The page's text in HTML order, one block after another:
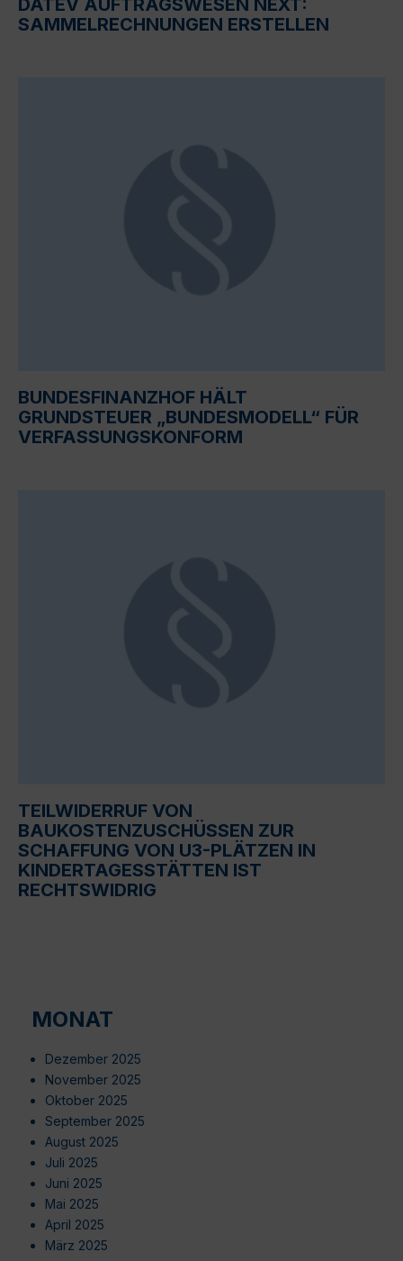
DATEV AUFTRAGSWESEN NEXT:
SAMMELRECHNUNGEN ERSTELLEN
BUNDESFINANZHOF HÄLT
GRUNDSTEUER „BUNDESMODELL“ FÜR
VERFASSUNGSKONFORM
TEILWIDERRUF VON
BAUKOSTENZUSCHÜSSEN ZUR
SCHAFFUNG VON U3-PLÄTZEN IN
KINDERTAGESSTÄTTEN IST
RECHTSWIDRIG
MONAT
Dezember 2025
November 2025
Oktober 2025
September 2025
August 2025
Juli 2025
Juni 2025
Mai 2025
April 2025
März 2025